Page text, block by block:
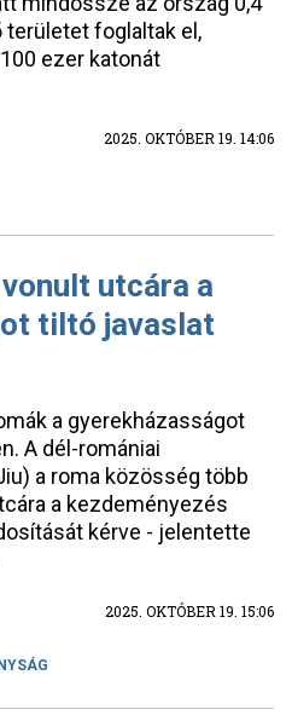
foglaltak el,
ezer katonát
2025. OKTÓBER 19. 14:06
utcára a
tiltó javaslat
a gyerekházasságot
A dél-romániai
a roma közösség több
a kezdeményezés
kérve - jelentette
2025. OKTÓBER 19. 15:06